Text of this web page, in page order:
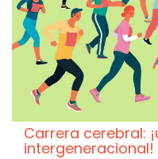
Carrera cerebral:
intergeneracional!